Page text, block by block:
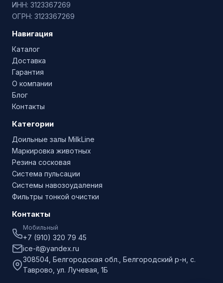
ИНН: 3123367269
ОГРН: 3123367269
Навигация
Каталог
Доставка
Гарантия
О компании
Блог
Контакты
Категории
Доильные залы MilkLine
Маркировка животных
Резина сосковая
Система пульсации
Системы навозоудаления
Фильтры тонкой очистки
Контакты
Мобильный
+7 (910) 320 79 45
ice-it@yandex.ru
308504, Белгородская обл., Белгородский р-н, с.
Таврово, ул. Лучевая, 1Б